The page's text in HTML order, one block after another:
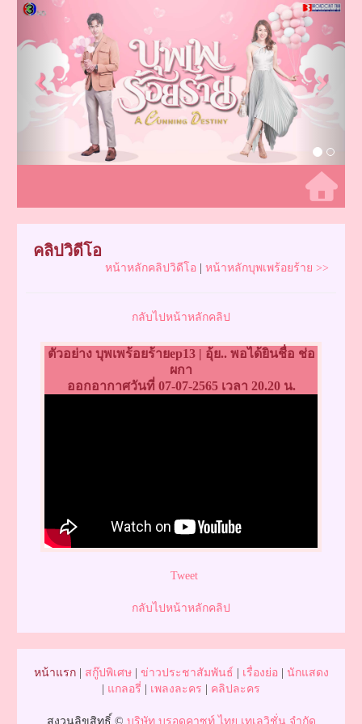
Previous Next
คลิปวิดีโอ
หน้าหลักคลิปวิดีโอ หน้าหลักบุพเพร้อยร้าย >>
กลับไปหน้าหลักคลิป
ตัวอย่าง บุพเพร้อยร้ายep13 | อุ้ย.. พอได้ยินชื่อ ช่อ
ผกา
ออกอากาศวันที่ 07-07-2565 เวลา 20.20 น.
Tweet
กลับไปหน้าหลักคลิป
หน้าแรก| สกู๊ปพิเศษ| ข่าวประชาสัมพันธ์ เรื่องย่อ| นักแสดง
แกลอรี่ เพลงละคร คลิปละคร
สงวนลิขสิทธิ์ © บริษัท บรอดคาซท์ ไทย เทเลวิชั่น จำกัด